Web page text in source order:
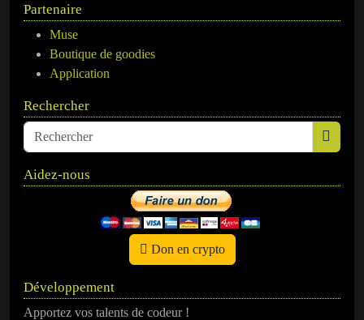
Partenaire
Muse
Boutique de goodies
Application
Rechercher
Aidez-nous
Don en crypto
Développement
Apportez vos talents de codeur !